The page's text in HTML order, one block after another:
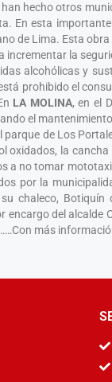
hecho otros
En esta
de Lima. Esta
incrementar la
alcohólicas y
prohibido el
LA MOLINA, en el
el
parque de Los
oxidados, la
a no tomar
por la
chaleco, Botiquín
encargo del
más